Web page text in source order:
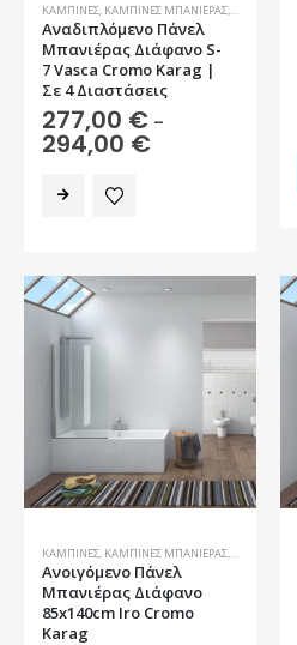
ΚΑΜΠΊΝΕΣ, ΚΑΜΠΊΝΕΣ ΜΠΑΝΙΈΡΑΣ, ΜΠΆΝΙΟ
Αναδιπλόμενο Πάνελ
Μπανιέρας Διάφανο S-
7 Vasca Cromo Karag |
Σε 4 Διαστάσεις
277,00 € –
294,00 €Price
Αυτό
πολλαπλές
παραλλαγές.
Οι
στη
σελίδα
προϊόντος
ΚΑΜΠΊΝΕΣ, ΚΑΜΠΊΝΕΣ ΜΠΑΝΙΈΡΑΣ, ΜΠΆΝΙΟ
Ανοιγόμενο Πάνελ
Μπανιέρας Διάφανο
85x140cm Iro Cromo
Karag